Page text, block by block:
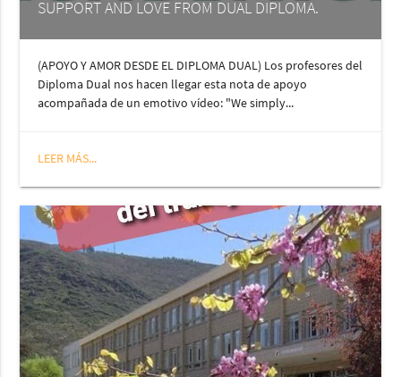
SUPPORT AND LOVE FROM DUAL DIPLOMA.
(APOYO Y AMOR DESDE EL DIPLOMA DUAL) Los profesores del
Diploma Dual nos hacen llegar esta nota de apoyo
acompañada de un emotivo vídeo: "We simply...
LEER MÁS...